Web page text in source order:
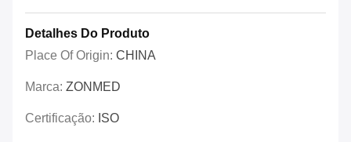
Detalhes Do Produto
Place Of Origin: CHINA
Marca: ZONMED
Certificação: ISO